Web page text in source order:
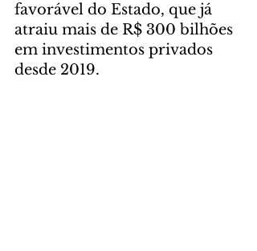
favorável do Estado, que já
atraiu mais de R$ 300 bilhões
em investimentos privados
desde 2019.